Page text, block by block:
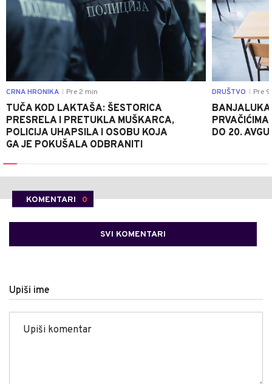
CRNA HRONIKA Pre 2 min
TUČA KOD LAKTAŠA: ŠESTORICA
PRESRELA I PRETUKLA MUŠKARCA,
POLICIJA UHAPSILA I OSOBU KOJA
GA JE POKUŠALA ODBRANITI
DRUŠTVO Pre
BANJALUKA
DO 20.
KOMENTARI 0
SVI KOMENTARI
Upiši ime